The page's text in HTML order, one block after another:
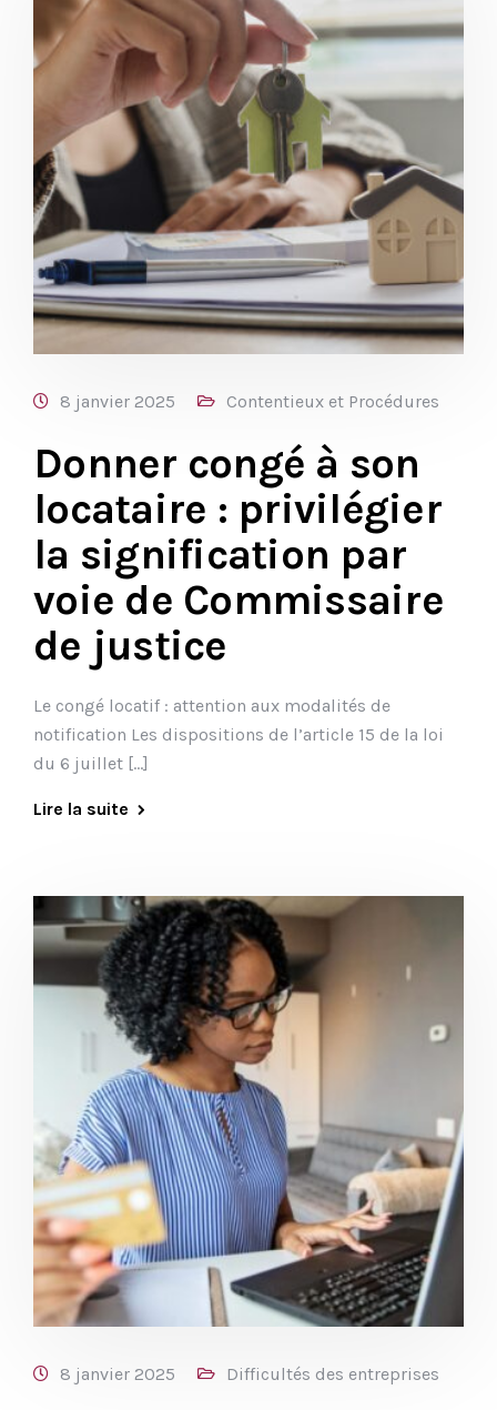
8 janvier 2025 Contentieux et Procédures
Donner congé à son
locataire : privilégier
la signification par
voie de Commissaire
de justice
Le congé locatif : attention aux modalités de
notification Les dispositions de l’article 15 de la loi
du 6 juillet […]
Lire la suite
8 janvier 2025 Difficultés des entreprises